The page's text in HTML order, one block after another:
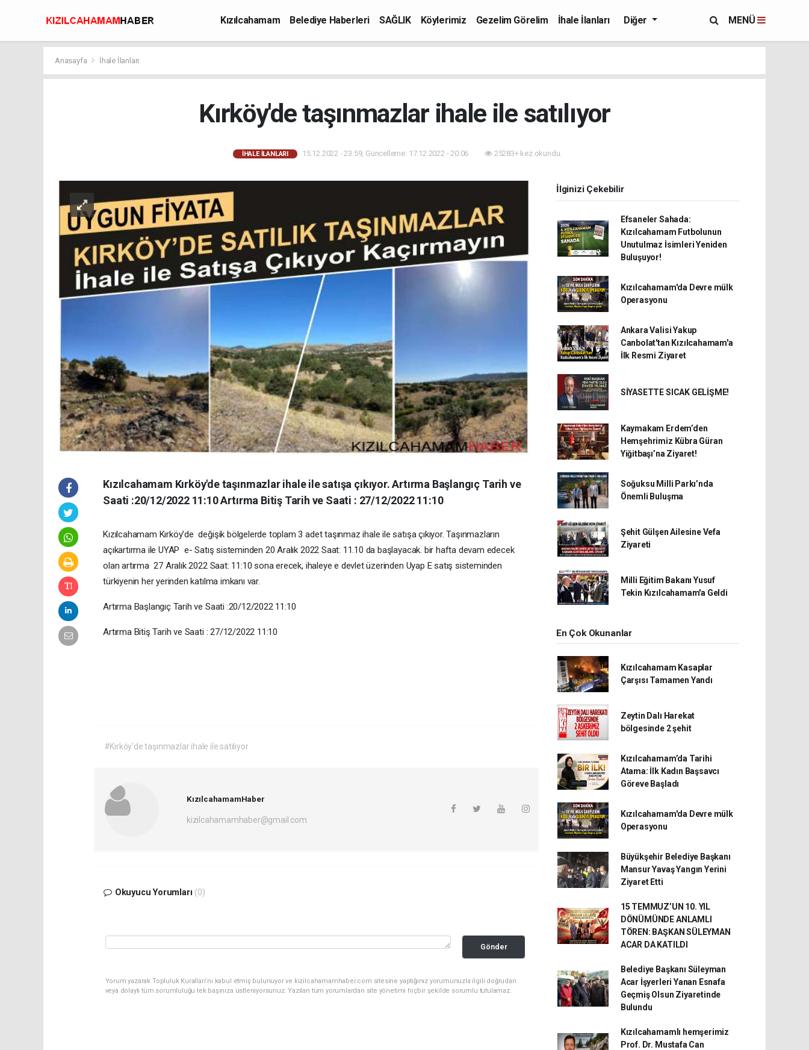
Kızılcahamam Belediye Haberleri SAĞLIK Köylerimiz Gezelim Görelim
İhale İlanları
Diğer MENÜ
Anasayfa İhale İlanları
Kırköy'de taşınmazlar ihale ile satılıyor
İHALE İLANLARI 15.12.2022 - 23:59, Güncelleme: 17.12.2022 - 20:06 25283+ kez okundu.
Kızılcahamam Kırköy'de taşınmazlar ihale ile satışa çıkıyor. Artırma Başlangıç Tarih ve
Saati :20/12/2022 11:10 Artırma Bitiş Tarih ve Saati : 27/12/2022 11:10
Kızılcahamam Kırköy'de değişik bölgelerde toplam 3 adet taşınmaz ihale ile satışa çıkıyor. Taşınmazların
açıkartırma ile UYAP e- Satış sisteminden 20 Aralık 2022 Saat: 11.10 da başlayacak. bir hafta devam edecek
olan artırma 27 Aralık 2022 Saat: 11:10 sona erecek, ihaleye e devlet üzerinden Uyap E satış sisteminden
türkiyenin her yerinden katılma imkanı var.
Artırma Başlangıç Tarih ve Saati :20/12/2022 11:10
Artırma Bitiş Tarih ve Saati : 27/12/2022 11:10
#Kırköy'de taşınmazlar ihale ile satılıyor
KızılcahamamHaber
kizilcahamamhaber@gmail.com
Okuyucu Yorumları (0)
Gönder
Yorum yazarak Topluluk Kuralları’nı kabul etmiş bulunuyor ve kizilcahamamhaber.com sitesine yaptığınız yorumunuzla ilgili doğrudan
veya dolaylı tüm sorumluluğu tek başınıza üstleniyorsunuz. Yazılan tüm yorumlardan site yönetimi hiçbir şekilde sorumlu tutulamaz.
İlginizi Çekebilir
Efsaneler Sahada:
Kızılcahamam Futbolunun
Unutulmaz İsimleri Yeniden
Buluşuyor!
Kızılcahamam'da Devre mülk
Operasyonu
Ankara Valisi Yakup
Canbolat'tan Kızılcahamam'a
İlk Resmi Ziyaret
SİYASETTE SICAK GELİŞME!
Kaymakam Erdem’den
Hemşehrimiz Kübra Güran
Yiğitbaşı’na Ziyaret!
Soğuksu Milli Parkı’nda
Önemli Buluşma
Şehit Gülşen Ailesine Vefa
Ziyareti
Milli Eğitim Bakanı Yusuf
Tekin Kızılcahamam'a Geldi
En Çok Okunanlar
Kızılcahamam Kasaplar
Çarşısı Tamamen Yandı
Zeytin Dalı Harekat
bölgesinde 2 şehit
Kızılcahamam’da Tarihi
Atama: İlk Kadın Başsavcı
Göreve Başladı
Kızılcahamam'da Devre mülk
Operasyonu
Büyükşehir Belediye Başkanı
Mansur Yavaş Yangın Yerini
Ziyaret Etti
15 TEMMUZ’UN 10. YIL
DÖNÜMÜNDE ANLAMLI
TÖREN: BAŞKAN SÜLEYMAN
ACAR DA KATILDI
Belediye Başkanı Süleyman
Acar İşyerleri Yanan Esnafa
Geçmiş Olsun Ziyaretinde
Bulundu
Kızılcahamamlı hemşerimiz
Prof. Dr. Mustafa Can